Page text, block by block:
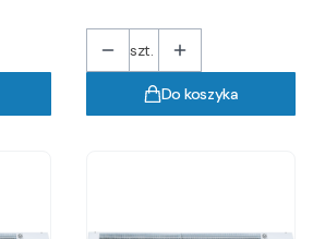
szt.
Do koszyka